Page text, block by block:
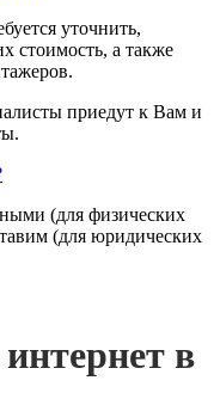
уточнить,
стоимость, а также
приедут к Вам и
(для физических
(для юридических
в